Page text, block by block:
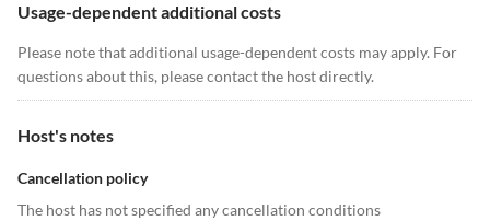
Usage-dependent additional costs
Please note that additional usage-dependent costs may apply. For
questions about this, please contact the host directly.
Host's notes
Cancellation policy
The host has not specified any cancellation conditions